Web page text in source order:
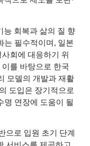
능 회복과 삶의 질 향
는 필수적이며, 일본
회에 대응하기 위
를 바탕으로 한국
모델의 개발과 재활
도입은 장기적으로
명 연장에 도움이 될
으로 입원 초기 단계